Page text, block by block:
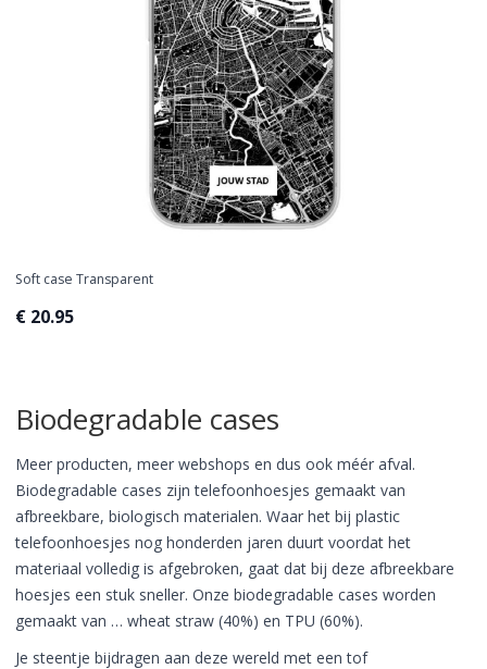
Soft case Transparent
€ 20.95
Biodegradable cases
Meer producten, meer webshops en dus ook méér afval.
Biodegradable cases zijn telefoonhoesjes gemaakt van
afbreekbare, biologisch materialen. Waar het bij plastic
telefoonhoesjes nog honderden jaren duurt voordat het
materiaal volledig is afgebroken, gaat dat bij deze afbreekbare
hoesjes een stuk sneller. Onze biodegradable cases worden
gemaakt van … wheat straw (40%) en TPU (60%).
Je steentje bijdragen aan deze wereld met een tof